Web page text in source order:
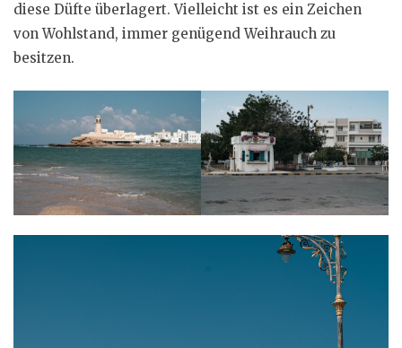
diese Düfte überlagert. Vielleicht ist es ein Zeichen
von Wohlstand, immer genügend Weihrauch zu
besitzen.